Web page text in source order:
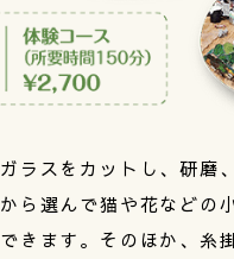
ラスをカットし、研磨
ら選んで猫や花などの
きます。そのほか、糸